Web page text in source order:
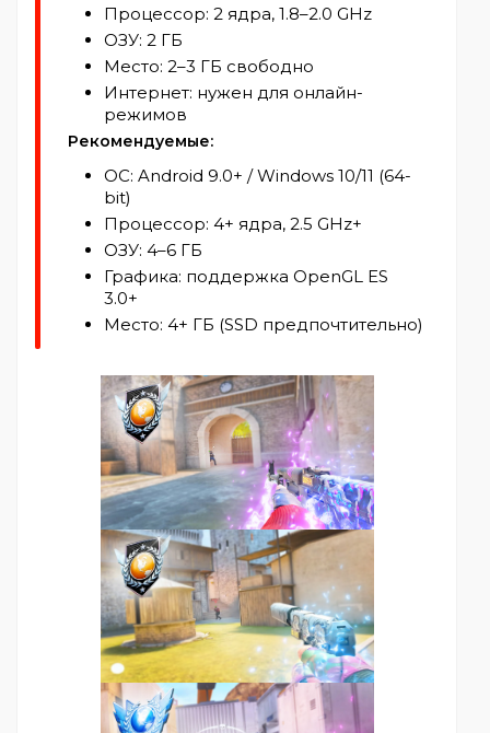
Процессор: 2 ядра, 1.8–2.0 GHz
ОЗУ: 2 ГБ
Место: 2–3 ГБ свободно
Интернет: нужен для онлайн-
режимов
Рекомендуемые:
ОС: Android 9.0+ / Windows 10/11 (64-
bit)
Процессор: 4+ ядра, 2.5 GHz+
ОЗУ: 4–6 ГБ
Графика: поддержка OpenGL ES
3.0+
Место: 4+ ГБ (SSD предпочтительно)